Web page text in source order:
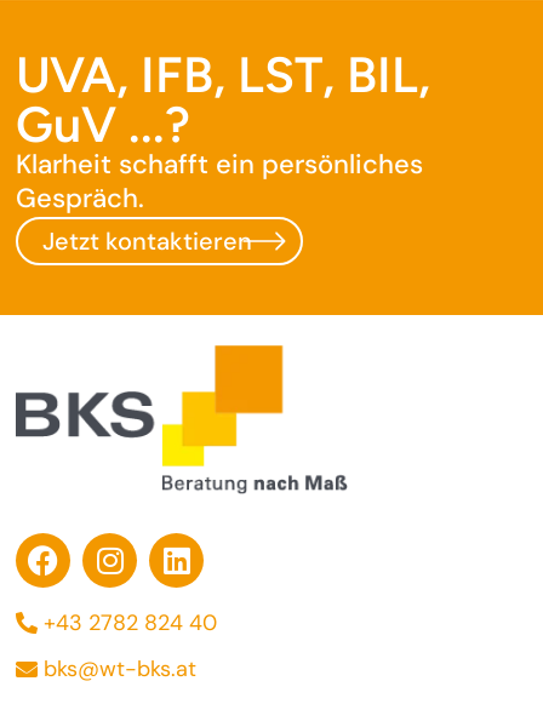
UVA, IFB, LST, BIL,
GuV ...?
Klarheit schafft ein persönliches
Gespräch.
Jetzt kontaktieren
+43 2782 824 40
bks@wt-bks.at